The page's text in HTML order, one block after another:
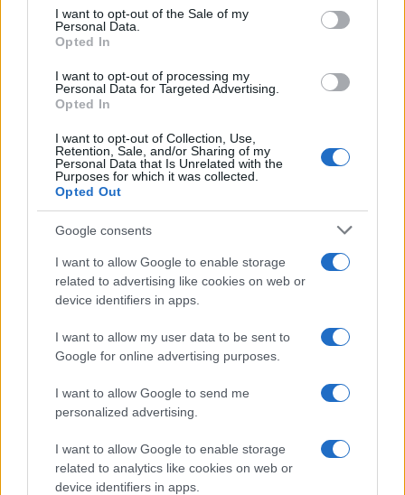
services and may gather and store information including but
not limited to your visit or usage behaviour. You may click to
grant or deny consent to Google and its third-party tags to
consent section.
I want to opt-out of the Sale of my
Personal Data.
Opted In
I want to opt-out of processing my
Personal Data for Targeted Advertising.
Opted In
I want to opt-out of Collection, Use,
Retention, Sale, and/or Sharing of my
Personal Data that Is Unrelated with the
Purposes for which it was collected.
Opted Out
Google consents
I want to allow Google to enable storage
related to advertising like cookies on web or
device identifiers in apps.
I want to allow my user data to be sent to
Google for online advertising purposes.
I want to allow Google to send me
personalized advertising.
I want to allow Google to enable storage
related to analytics like cookies on web or
device identifiers in apps.
Devi accedere o registrarti per rispondere qui.
Condividi: FacebookX (Twitter)
BlueskyLinkedIn
RedditPinterestTumblrWhatsApp